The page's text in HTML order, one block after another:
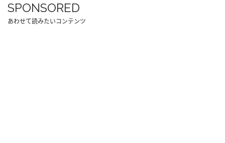
SPONSORED
あわせて読みたいコンテンツ